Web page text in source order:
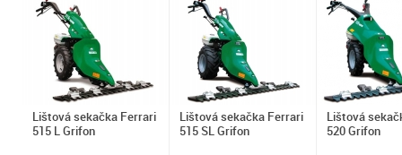
Lištová sekačka Ferrari
515 L Grifon
Lištová sekačka Ferrari
515 SL Grifon
Lištová
520 Grifon